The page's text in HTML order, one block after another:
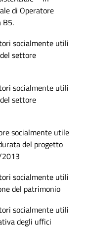
di Operatore
B5.
socialmente utili
settore
socialmente utili
settore
socialmente utile
del progetto
socialmente utili
del patrimonio
socialmente utili
degli uffici